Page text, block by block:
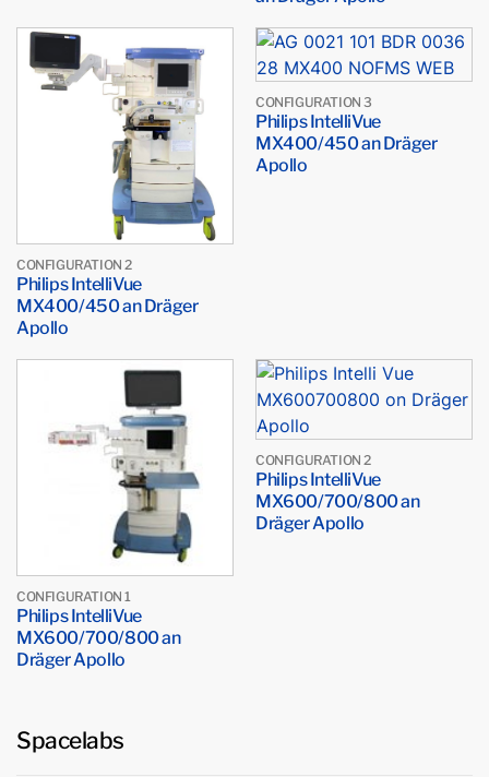
CONFIGURATION 2
Philips IntelliVue
MX400/450 an Dräger
Apollo
CONFIGURATION 3
Philips IntelliVue
MX400/450 an Dräger
Apollo
CONFIGURATION 1
Philips IntelliVue
MX600/700/800 an
Dräger Apollo
CONFIGURATION 2
Philips IntelliVue
MX600/700/800 an
Dräger Apollo
Spacelabs